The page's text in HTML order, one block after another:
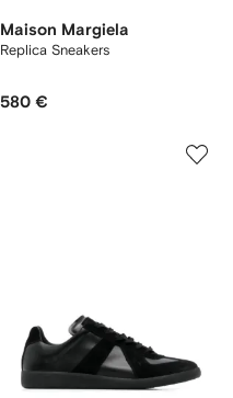
Maison Margiela
Replica Sneakers
580 €